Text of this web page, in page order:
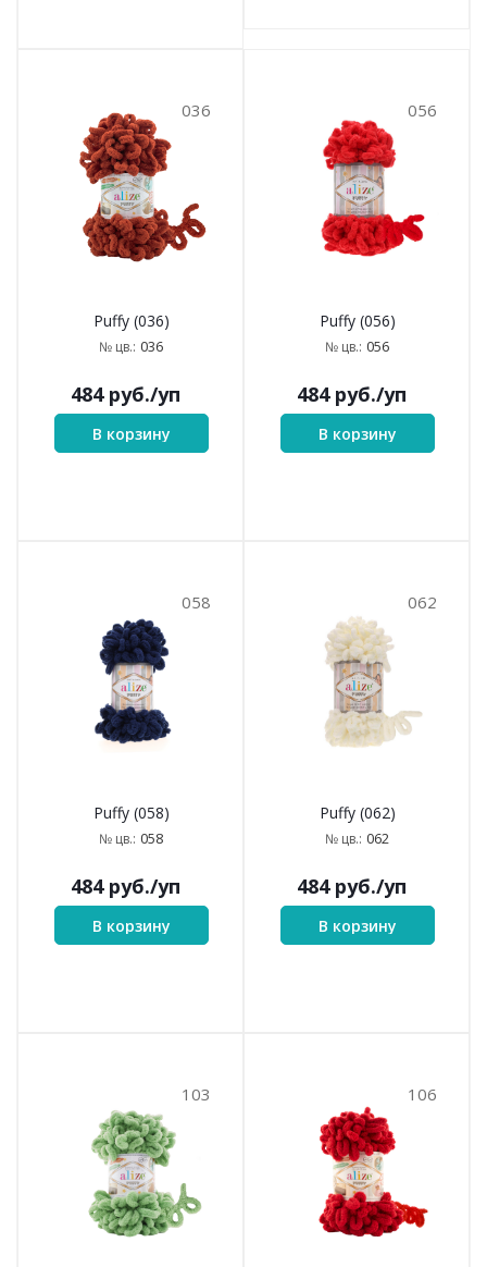
036
Puffy (036)
№ цв.: 036
484руб./уп
В корзину
056
Puffy (056)
№ цв.: 056
484руб./уп
В корзину
058
Puffy (058)
№ цв.: 058
484руб./уп
В корзину
062
Puffy (062)
№ цв.: 062
484руб./уп
В корзину
103 106